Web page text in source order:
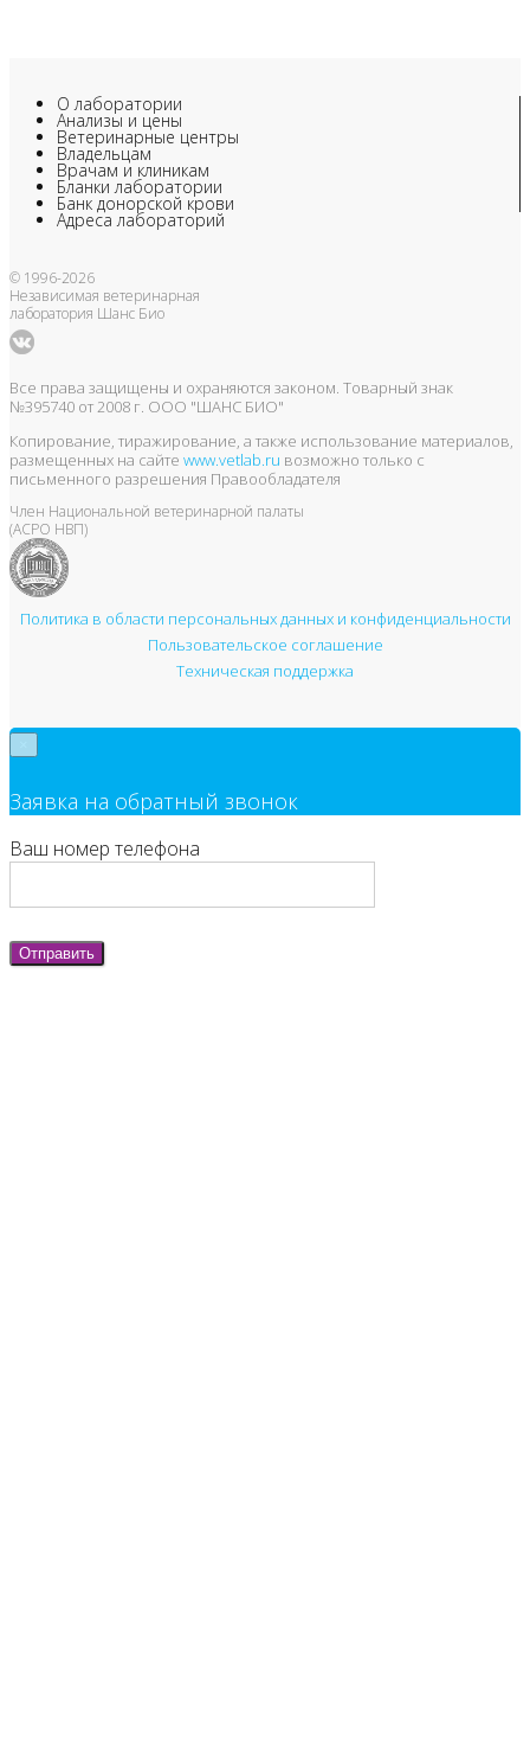
О лаборатории
Анализы и цены
Ветеринарные центры
Владельцам
Врачам и клиникам
Бланки лаборатории
Банк донорской крови
Адреса лабораторий
© 1996-2026
Независимая ветеринарная
лаборатория Шанс Био
Все права защищены и охраняются законом. Товарный знак
№395740 от 2008 г. ООО "ШАНС БИО"
Копирование, тиражирование, а также использование материалов,
размещенных на сайте www.vetlab.ru возможно только с
письменного разрешения Правообладателя
Член Национальной ветеринарной палаты
(АСРО НВП)
Политика в области персональных данных и конфиденциальности
Пользовательское соглашение
Техническая поддержка
Заявка на обратный звонок
Ваш номер телефона
Отправить